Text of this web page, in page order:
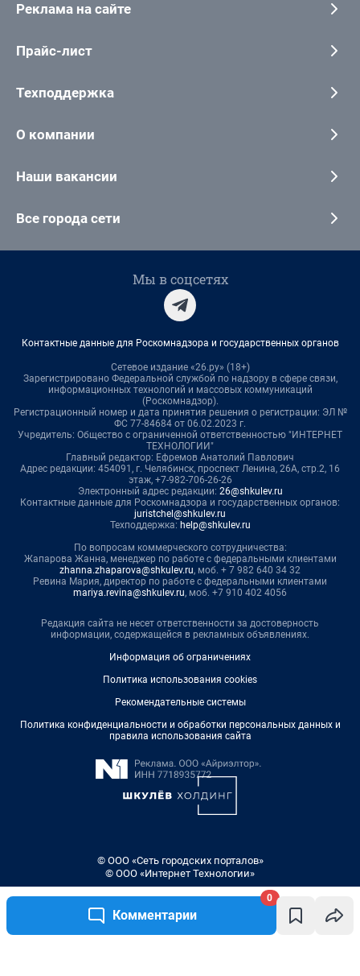
Комментарии
0
Реклама на сайте
Прайс-лист
Техподдержка
О компании
Наши вакансии
Все города сети
Мы в соцсетях
Контактные данные для Роскомнадзора и государственных органов
Сетевое издание «26.ру» (18+)
Зарегистрировано Федеральной службой по надзору в сфере связи,
информационных технологий и массовых коммуникаций
(Роскомнадзор).
Регистрационный номер и дата принятия решения о регистрации: ЭЛ №
ФС 77-84684 от 06.02.2023 г.
Учредитель: Общество с ограниченной ответственностью "ИНТЕРНЕТ
ТЕХНОЛОГИИ"
Главный редактор: Ефремов Анатолий Павлович
Адрес редакции: 454091, г. Челябинск, проспект Ленина, 26А, стр.2, 16
этаж, +7-982-706-26-26
Электронный адрес редакции: 26@shkulev.ru
Контактные данные для Роскомнадзора и государственных органов:
juristchel@shkulev.ru
Техподдержка: help@shkulev.ru
По вопросам коммерческого сотрудничества:
Жапарова Жанна, менеджер по работе с федеральными клиентами
zhanna.zhaparova@shkulev.ru, моб. + 7 982 640 34 32
Ревина Мария, директор по работе с федеральными клиентами
mariya.revina@shkulev.ru, моб. +7 910 402 4056
Редакция сайта не несет ответственности за достоверность
информации, содержащейся в рекламных объявлениях.
Информация об ограничениях
Политика использования cookies
Рекомендательные системы
Политика конфиденциальности и обработки персональных данных и
правила использования сайта
© ООО «Сеть городских порталов»
© ООО «Интернет Технологии»